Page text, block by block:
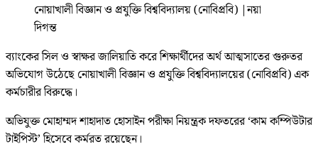
নোয়াখালী বিজ্ঞান ও প্রযুক্তি বিশ্ববিদ্যালয় (নোবিপ্রবি) |নয়া
দিগন্ত
ব্যাংকের সিল ও স্বাক্ষর জালিয়াতি করে শিক্ষার্থীদের অর্থ আত্মসাতের গুরুতর
অভিযোগ উঠেছে নোয়াখালী বিজ্ঞান ও প্রযুক্তি বিশ্ববিদ্যালয়ের (নোবিপ্রবি) এক
কর্মচারীর বিরুদ্ধে।
অভিযুক্ত মোহাম্মদ শাহাদাত হোসাইন পরীক্ষা নিয়ন্ত্রক দফতরের ‘কাম কম্পিউটার
টাইপিস্ট’ হিসেবে কর্মরত রয়েছেন।